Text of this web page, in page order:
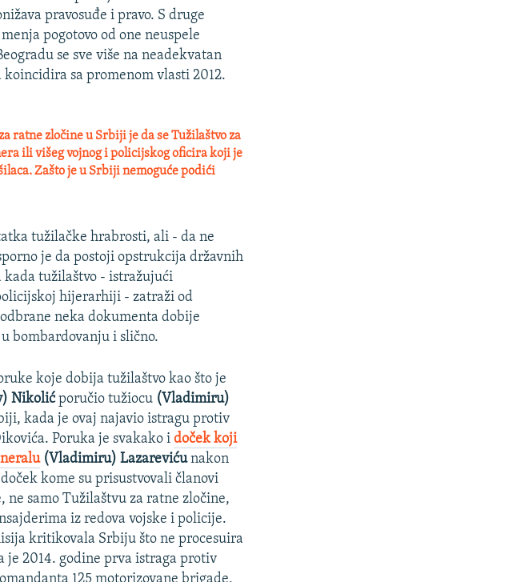
pravosuđe i pravo. S druge
pogotovo od one neuspele
se sve više na neadekvatan
sa promenom vlasti 2012.
ratne zločine u Srbiji je da se Tužilaštvo za
ili višeg vojnog i policijskog oficira koji je
Zašto je u Srbiji nemoguće podići
tužilačke hrabrosti, ali - da ne
je da postoji opstrukcija državnih
kada tužilaštvo - istražujući
hijerarhiji - zatraži od
neka dokumenta dobije
bombardovanju i slično.
koje dobija tužilaštvo kao što je
Nikolićporučio tužiocu (Vladimiru)
kada je ovaj najavio istragu protiv
Poruka je svakako i doček koji
(Vladimiru) Lazarevićunakon
kome su prisustvovali članovi
ne samo Tužilaštvu za ratne zločine,
iz redova vojske i policije.
kritikovala Srbiju što ne procesuira
je 2014. godine prva istraga protiv